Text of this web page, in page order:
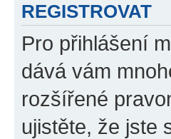
REGISTROVAT
Pro přihlášení
dává vám
rozšířené
ujistěte, že jste